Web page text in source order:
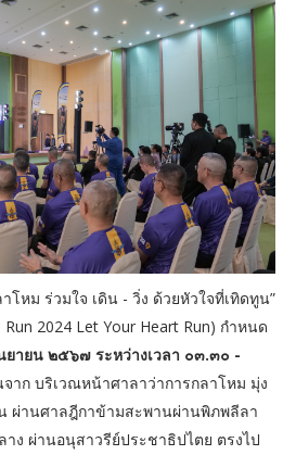
โหม ร่วมใจ เดิน - วิ่ง ด้วยหัวใจที่เทิดทูน”
2024 Let Your Heart Run) กำหนด
ายน ๒๕๖๗ ระหว่างเวลา ๐๓.๓๐ -
จาก บริเวณหน้าศาลาว่าการกลาโหม มุ่ง
ผ่านศาลฎีกาข้ามสะพานผ่านพิภพลีลา
ง ผ่านอนุสาวรีย์ประชาธิปไตย ตรงไป